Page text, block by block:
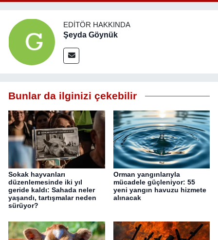
EDITÖR HAKKINDA
Şeyda Göynük
Bunlar da ilginizi çekebilir
Sokak hayvanları
düzenlemesinde iki yıl
geride kaldı: Sahada neler
yaşandı, tartışmalar neden
sürüyor?
Orman yangınlarıyla
mücadele güçleniyor: 55
yeni yangın havuzu hizmete
alınacak